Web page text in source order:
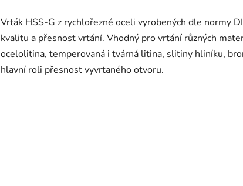
Vrták HSS-G z rychlořezné oceli vyrobených dle normy
kvalitu a přesnost vrtání. Vhodný pro vrtání různých
ocelolitina, temperovaná i tvárná litina, slitiny hliníku,
hlavní roli přesnost vyvrtaného otvoru.